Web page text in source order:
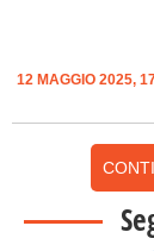
12 MAGGIO 2025,